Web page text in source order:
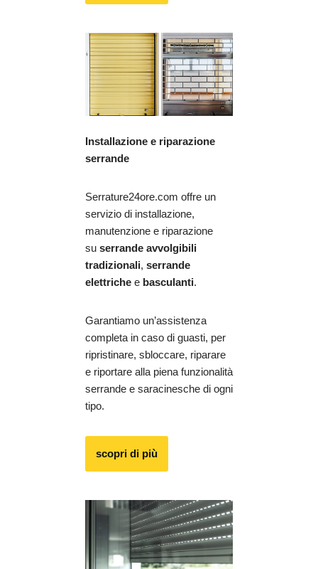
Installazione e riparazione
serrande
Serrature24ore.com offre un
servizio di installazione,
manutenzione e riparazione
su serrande avvolgibili
tradizionali, serrande
elettriche e basculanti.
Garantiamo un’assistenza
completa in caso di guasti, per
ripristinare, sbloccare, riparare
e riportare alla piena funzionalità
serrande e saracinesche di ogni
tipo.
scopri di più